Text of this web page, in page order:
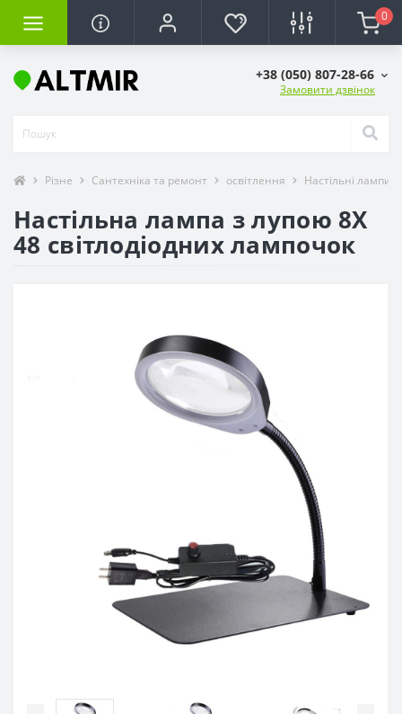
0
+38 (050) 807-28-66
Замовити дзвінок
Різне Сантехніка та ремонт освітлення Настільні лампи
Настільна лампа з лупою 8X
48 світлодіодних лампочок